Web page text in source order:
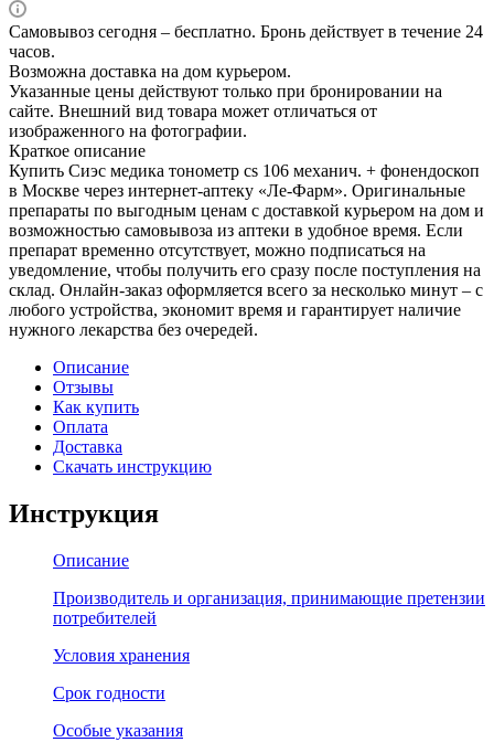
Самовывоз сегодня – бесплатно. Бронь действует в течение 24
часов.
Возможна доставка на дом курьером.
Указанные цены действуют только при бронировании на
сайте. Внешний вид товара может отличаться от
изображенного на фотографии.
Краткое описание
Купить Сиэс медика тонометр cs 106 механич. + фонендоскоп
в Москве через интернет-аптеку «Ле-Фарм». Оригинальные
препараты по выгодным ценам с доставкой курьером на дом и
возможностью самовывоза из аптеки в удобное время. Если
препарат временно отсутствует, можно подписаться на
уведомление, чтобы получить его сразу после поступления на
склад. Онлайн-заказ оформляется всего за несколько минут – с
любого устройства, экономит время и гарантирует наличие
нужного лекарства без очередей.
Описание
Отзывы
Как купить
Оплата
Доставка
Скачать инструкцию
Инструкция
Описание
Производитель и организация, принимающие претензии
потребителей
Условия хранения
Срок годности
Особые указания